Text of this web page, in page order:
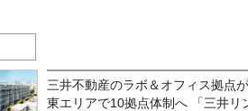
三井不動産のラボ＆オフィス拠点
東エリアで10拠点体制へ 「三井リ